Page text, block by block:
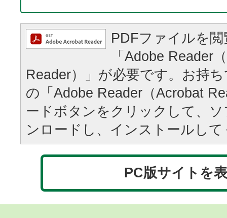
PDFファイルを
「Adobe Reader
Reader）」が必要です。お持
の「Adobe Reader（Acrobat
ードボタンをクリックして、
ンロードし、インストールし
PC版サイトを